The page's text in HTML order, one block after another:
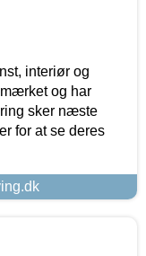
interiør og
og har
sker næste
for at se deres